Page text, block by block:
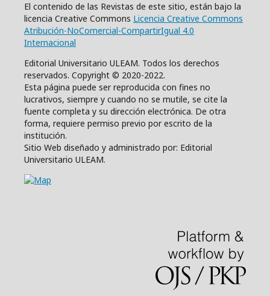
El contenido de las Revistas de este sitio, están bajo la
licencia Creative Commons Licencia Creative Commons
Atribución-NoComercial-CompartirIgual 4.0
Internacional
Editorial Universitario ULEAM. Todos los derechos
reservados. Copyright © 2020-2022.
Esta página puede ser reproducida con fines no
lucrativos, siempre y cuando no se mutile, se cite la
fuente completa y su dirección electrónica. De otra
forma, requiere permiso previo por escrito de la
institución.
Sitio Web diseñado y administrado por: Editorial
Universitario ULEAM.